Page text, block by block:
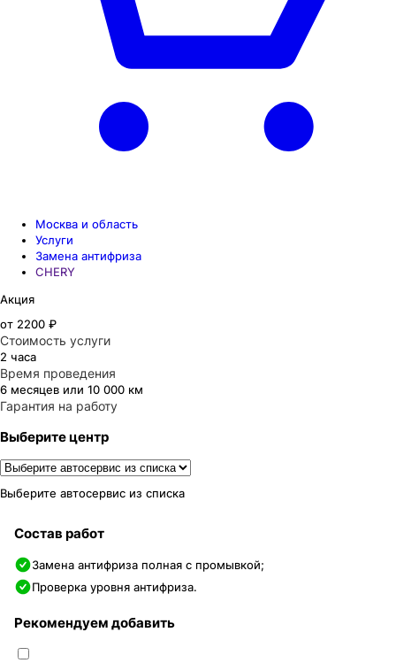
Москва и область
Услуги
Замена антифриза
CHERY
Акция
от 2200 ₽
Стоимость услуги
2 часа
Время проведения
6 месяцев или 10 000 км
Гарантия на работу
Выберите центр
Выберите автосервис из списка
Состав работ
Замена антифриза полная с промывкой;
Проверка уровня антифриза.
Рекомендуем добавить